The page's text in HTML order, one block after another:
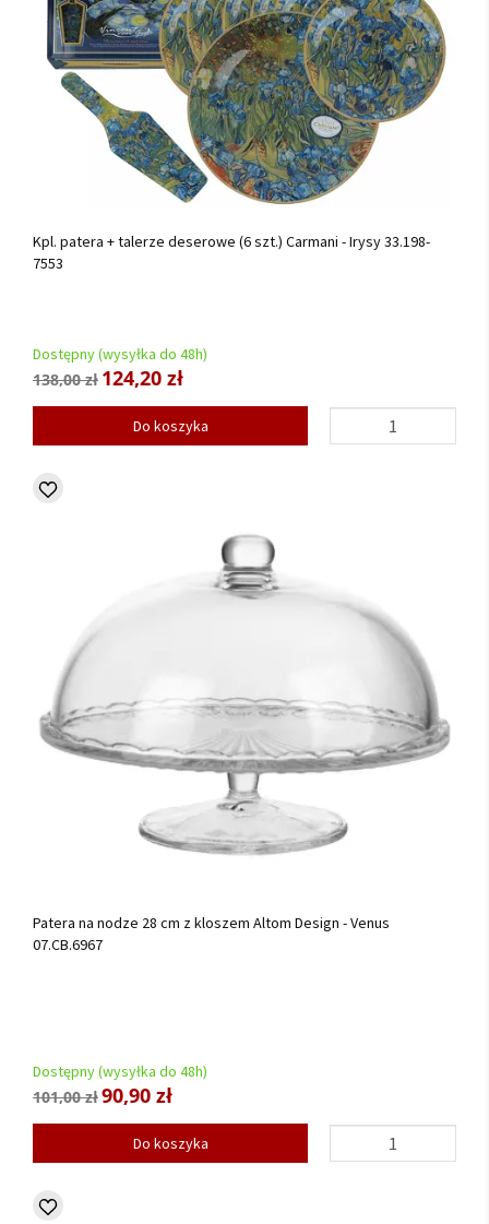
Kpl. patera + talerze deserowe (6 szt.) Carmani - Irysy 33.198-
7553
Dostępny (wysyłka do 48h)
138,00 zł 124,20 zł
Do koszyka
Patera na nodze 28 cm z kloszem Altom Design - Venus
07.CB.6967
Dostępny (wysyłka do 48h)
101,00 zł90,90 zł
Do koszyka